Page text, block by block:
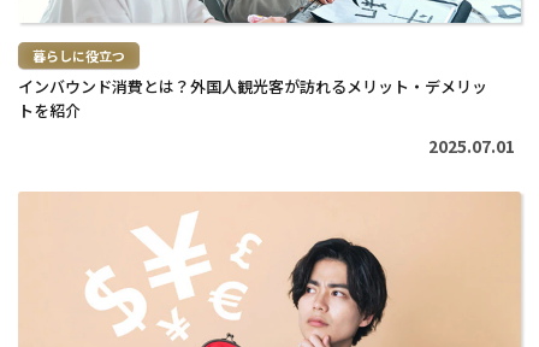
暮らしに役立つ
インバウンド消費とは？外国人観光客が訪れるメリット・デメリッ
トを紹介
2025.07.01